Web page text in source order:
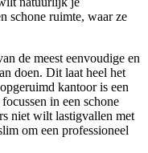
schone ruimte, waar ze
de meest eenvoudige en
doen. Dit laat heel het
kantoor is een
in een schone
niet wilt lastigvallen met
om een professioneel